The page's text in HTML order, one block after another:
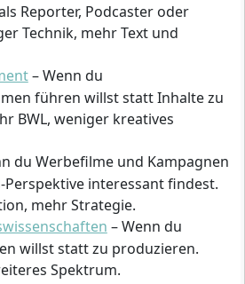
Reporter, Podcaster oder
Technik, mehr Text und
– Wenn du
führen willst statt Inhalte zu
BWL, weniger kreatives
du Werbefilme und Kampagnen
Perspektive interessant findest.
mehr Strategie.
– Wenn du
willst statt zu produzieren.
Spektrum.